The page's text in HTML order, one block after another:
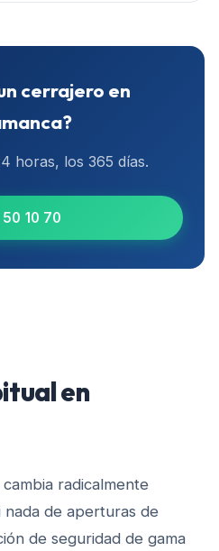
cerrajero en
?
horas, los 365 días.
10 70
en
radicalmente
de aperturas de
de seguridad de gama